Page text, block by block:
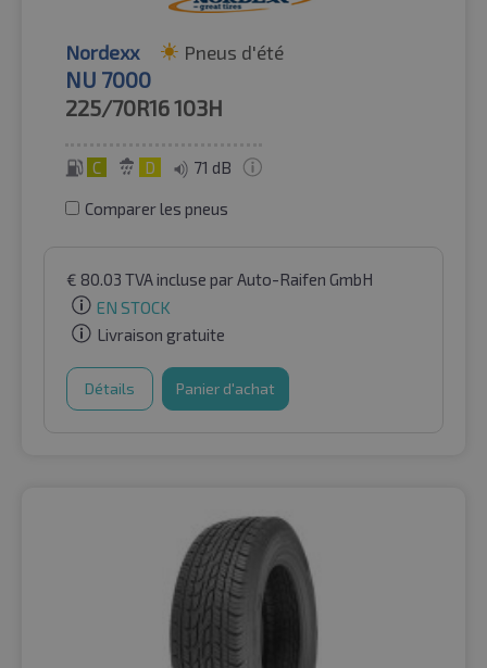
Nordexx Pneus d'été
NU 7000
225/70R16103H
C D 71 dB
Comparer les pneus
€ 80.03 TVA incluse par Auto-Raifen GmbH
EN STOCK
Livraison gratuite
Détails Panier d'achat